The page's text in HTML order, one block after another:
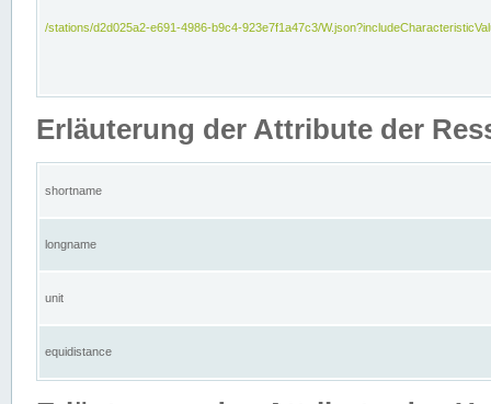
/stations/d2d025a2-e691-4986-b9c4-923e7f1a47c3/
Erläuterung der Attribute der
shortname
longname
unit
equidistance